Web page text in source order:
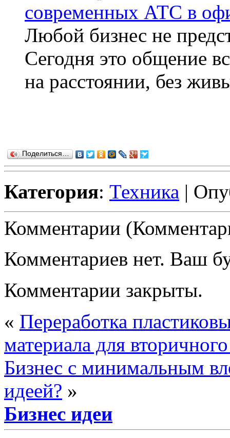
современных АТС в
Любой бизнес не
Сегодня это общение
на расстоянии, без
Поделиться…
Категория: Техника |
Комментарии
Комментариев нет. Ваш
Комментарии закрыты.
« Переработка
материала для
Бизнес с минимальным
идеей? »
Бизнес идеи